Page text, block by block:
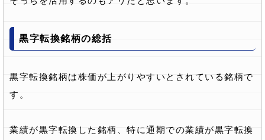
黒字転換銘柄の総括
黒字転換銘柄は株価が上がりやすいとされている銘柄で
す。
業績が黒字転換した銘柄、特に通期での業績が黒字転換